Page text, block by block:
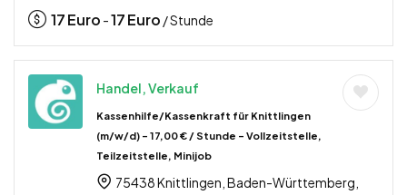
17Euro -17Euro / Stunde
Handel, Verkauf
Kassenhilfe/Kassenkraft für Knittlingen
(m/w/d) – 17,00 € / Stunde – Vollzeitstelle,
Teilzeitstelle, Minijob
75438 Knittlingen, Baden-Württemberg,